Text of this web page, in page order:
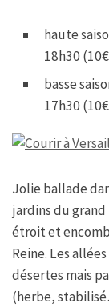
haute
18h30
basse
17h30
Jolie ballade
jardins du
étroit et
Reine. Les
désertes mais
(herbe,